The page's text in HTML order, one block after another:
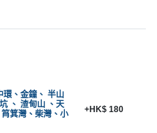
環、金鐘、 半山
、 渣甸山 、天
箕灣、柴灣、小
+HK$ 180